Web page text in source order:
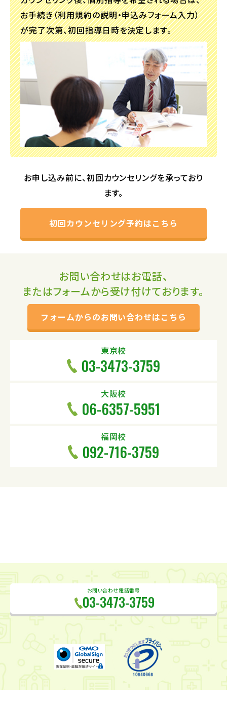
お手続き（利用規約の説明・申込みフォーム入力）
が完了次第、初回指導日時を決定します。
お申し込み前に、初回カウンセリングを承っており
ます。
初回カウンセリング予約はこちら
お問い合わせはお電話、
またはフォームから受け付けております。
フォームからのお問い合わせはこちら
東京校
03-3473-3759
大阪校
06-6357-5951
福岡校
092-716-3759
お問い合わせ電話番号
03-3473-3759